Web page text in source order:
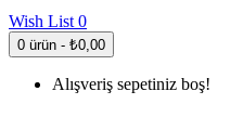
Wish List 0
0 ürün - ₺0,00
Alışveriş sepetiniz boş!